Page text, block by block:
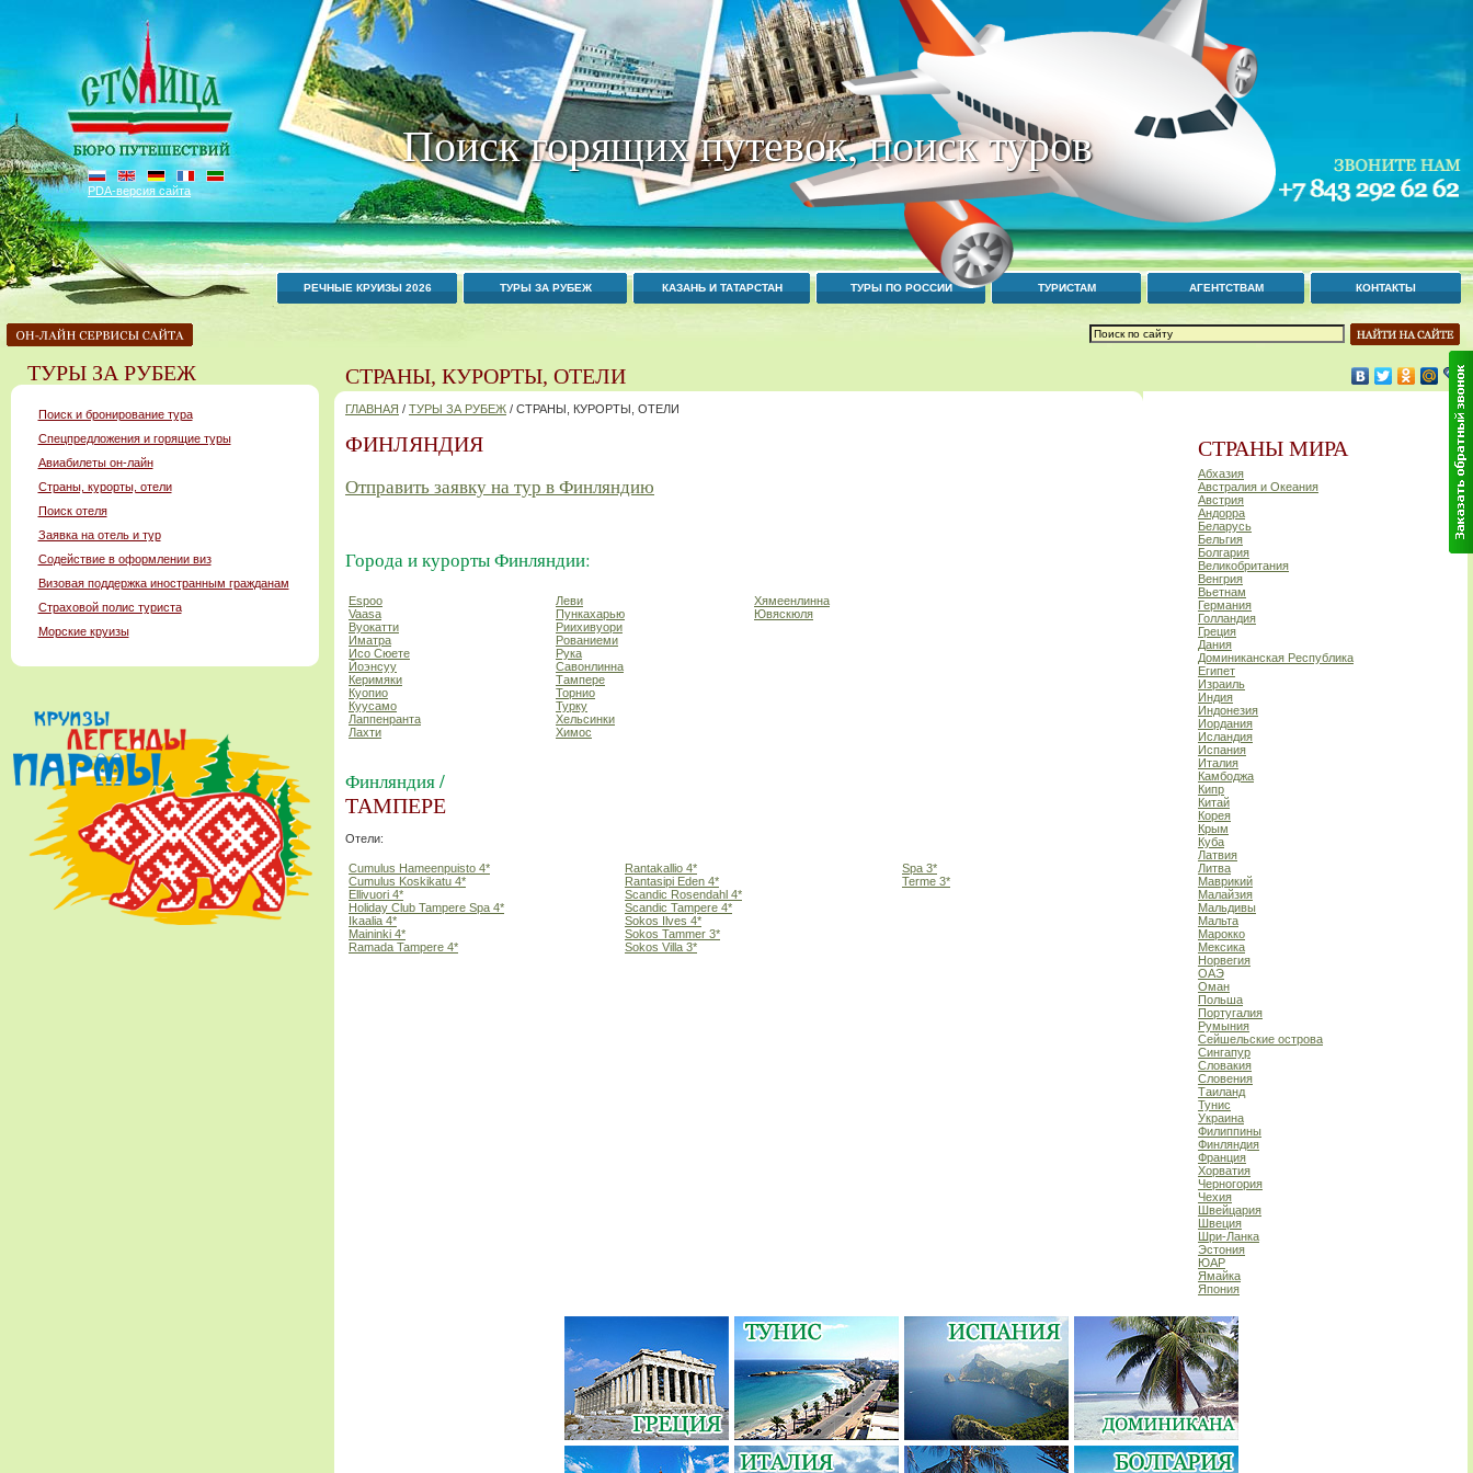
Поиск горящих путевок, поиск туров
PDA-версия сайта
РЕЧНЫЕ КРУИЗЫ 2026 ТУРЫ ЗА РУБЕЖ КАЗАНЬ И ТАТАРСТАН ТУРЫ ПО РОССИИ ТУРИСТАМ АГЕНТСТВАМ КОНТАКТЫ
ТУРЫ ЗА РУБЕЖ
Поиск и бронирование тура
Спецпредложения и горящие туры
Авиабилеты он-лайн
Страны, курорты, отели
Поиск отеля
Заявка на отель и тур
Содействие в оформлении виз
Визовая поддержка иностранным гражданам
Страховой полис туриста
Морские круизы
СТРАНЫ, КУРОРТЫ, ОТЕЛИ
ГЛАВНАЯ / ТУРЫ ЗА РУБЕЖ / СТРАНЫ, КУРОРТЫ, ОТЕЛИ
ФИНЛЯНДИЯ
Отправить заявку на тур в Финляндию
Города и курорты Финляндии:
Espoo
Vaasa
Вуокатти
Иматра
Исо Сюете
Йоэнсуу
Керимяки
Куопио
Куусамо
Лаппенранта
Лахти
Леви
Пункахарью
Риихивуори
Рованиеми
Рука
Савонлинна
Тампере
Торнио
Турку
Хельсинки
Химос
Хямеенлинна
Ювяскюля
Финляндия /
ТАМПЕРЕ
Отели:
Cumulus Hameenpuisto 4*
Cumulus Koskikatu 4*
Ellivuori 4*
Holiday Club Tampere Spa 4*
Ikaalia 4*
Maininki 4*
Ramada Tampere 4*
Rantakallio 4*
Rantasipi Eden 4*
Scandic Rosendahl 4*
Scandic Tampere 4*
Sokos Ilves 4*
Sokos Tammer 3*
Sokos Villa 3*
Spa 3*
Terme 3*
СТРАНЫ МИРА
Абхазия
Австралия и Океания
Австрия
Андорра
Беларусь
Бельгия
Болгария
Великобритания
Венгрия
Вьетнам
Германия
Голландия
Греция
Дания
Доминиканская Республика
Египет
Израиль
Индия
Индонезия
Иордания
Исландия
Испания
Италия
Камбоджа
Кипр
Китай
Корея
Крым
Куба
Латвия
Литва
Маврикий
Малайзия
Мальдивы
Мальта
Марокко
Мексика
Норвегия
ОАЭ
Оман
Польша
Португалия
Румыния
Сейшельские острова
Сингапур
Словакия
Словения
Таиланд
Тунис
Украина
Филиппины
Финляндия
Франция
Хорватия
Черногория
Чехия
Швейцария
Швеция
Шри-Ланка
Эстония
ЮАР
Ямайка
Япония